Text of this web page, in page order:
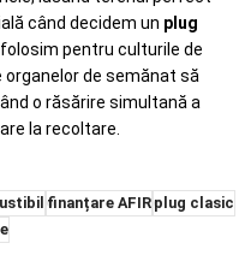
când decidem un plug
pentru culturile de
de semănat să
o răsărire simultană a
la recoltare.
finanțare AFIRplug clasic